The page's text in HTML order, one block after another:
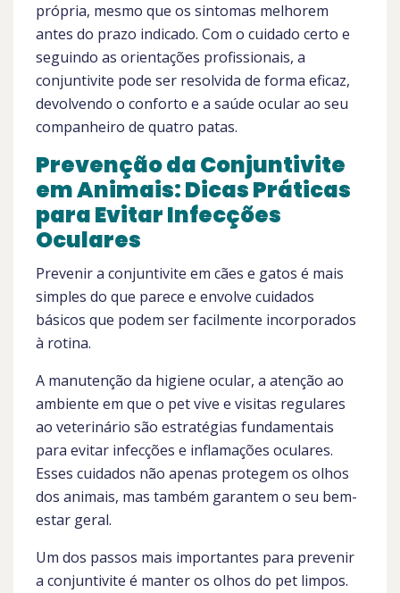
própria, mesmo que os sintomas melhorem
antes do prazo indicado. Com o cuidado certo e
seguindo as orientações profissionais, a
conjuntivite pode ser resolvida de forma eficaz,
devolvendo o conforto e a saúde ocular ao seu
companheiro de quatro patas.
Prevenção da Conjuntivite
em Animais: Dicas Práticas
para Evitar Infecções
Oculares
Prevenir a conjuntivite em cães e gatos é mais
simples do que parece e envolve cuidados
básicos que podem ser facilmente incorporados
à rotina.
A manutenção da higiene ocular, a atenção ao
ambiente em que o pet vive e visitas regulares
ao veterinário são estratégias fundamentais
para evitar infecções e inflamações oculares.
Esses cuidados não apenas protegem os olhos
dos animais, mas também garantem o seu bem-
estar geral.
Um dos passos mais importantes para prevenir
a conjuntivite é manter os olhos do pet limpos.